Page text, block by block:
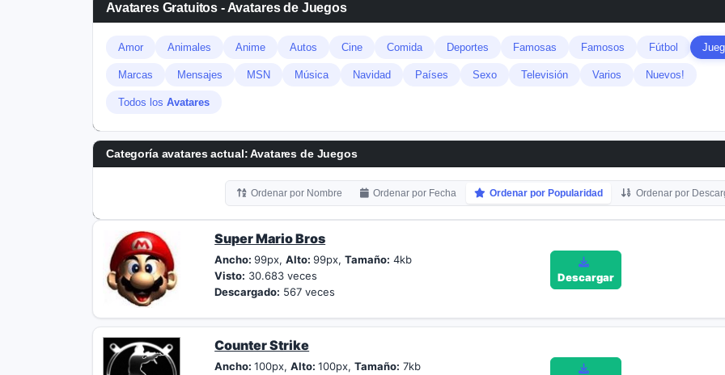
Avatares Gratuitos - Avatares de Juegos
Amor Animales Anime Autos Cine Comida Deportes Famosas Famosos Fútbol
Marcas Mensajes MSN Música Navidad Países Sexo Televisión Varios Nuevos!
Todos los Avatares
Categoría avatares actual: Avatares de Juegos
Ordenar por Nombre Ordenar por Fecha Ordenar por Popularidad Ordenar por
Super Mario Bros
Ancho:99px,Alto:99px,Tamaño: 4kb
Visto: 30.683 veces
Descargado: 567 veces
Descargar
Counter Strike
Ancho:100px,Alto:100px,Tamaño: 7kb